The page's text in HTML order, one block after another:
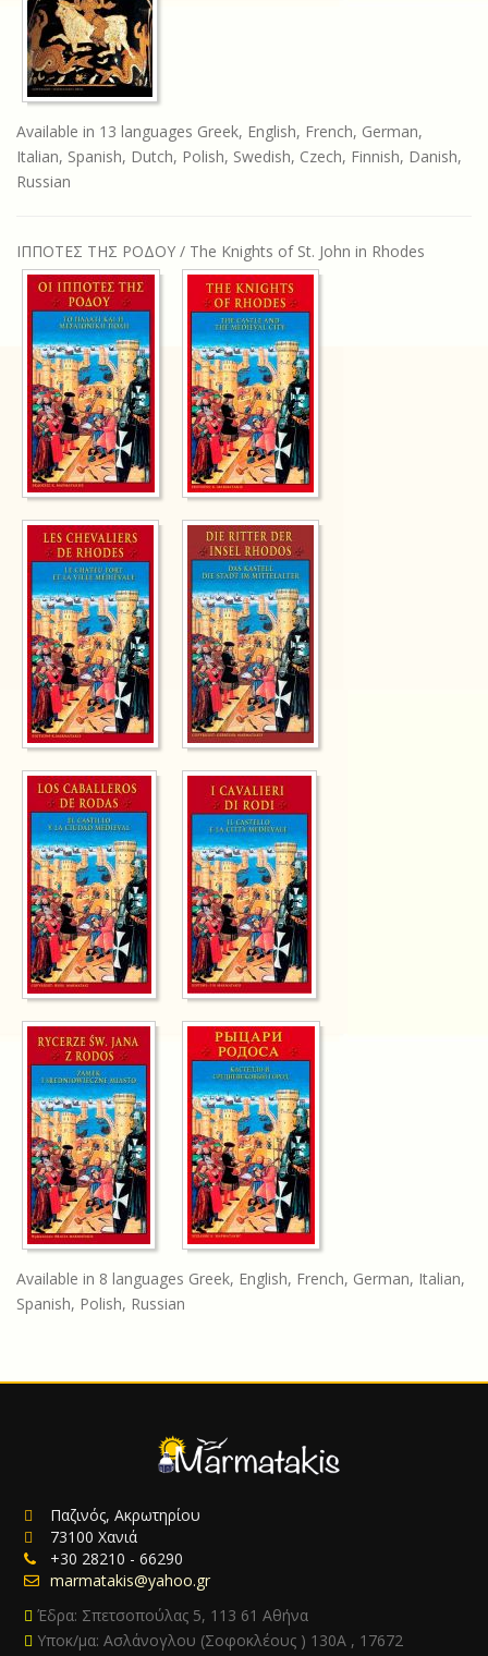
Available in 13 languages Greek, English, French, German,
Italian, Spanish, Dutch, Polish, Swedish, Czech, Finnish, Danish,
Russian
ΙΠΠΟΤΕΣ ΤΗΣ ΡΟΔΟΥ / The Knights of St. John in Rhodes
Available in 8 languages Greek, English, French, German, Italian,
Spanish, Polish, Russian
Παζινός, Ακρωτηρίου
73100 Χανιά
+30 28210 - 66290
marmatakis@yahoo.gr
Έδρα: Σπετσοπούλας 5, 113 61 Αθήνα
Υποκ/μα: Ασλάνογλου (Σοφοκλέους ) 130Α , 17672